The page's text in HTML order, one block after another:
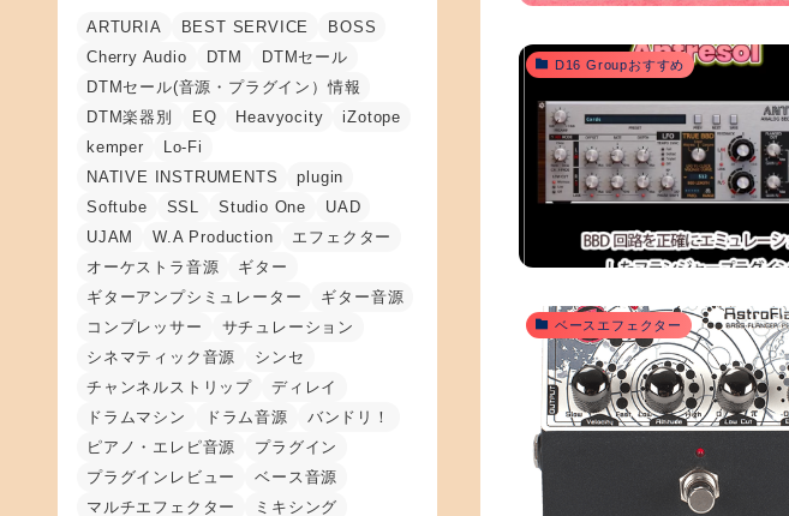
D16 Groupおすすめ
ベースエフェクター
ARTURIA BEST SERVICE
BOSS
Cherry Audio
DTM
DTMセール
DTMセール(音源・プラグイン）情報
DTM楽器別
EQ Heavyocity
iZotope
kemper
Lo-Fi
NATIVE INSTRUMENTS
plugin
Softube
SSL Studio One
UAD
UJAM
W.A Production
エフェクター
オーケストラ音源
ギター
ギターアンプシミュレーター
ギター音源
コンプレッサー
サチュレーション
シネマティック音源
シンセ
チャンネルストリップ
ディレイ
ドラムマシン
ドラム音源
バンドリ！
ピアノ・エレピ音源
プラグイン
プラグインレビュー
ベース音源
マルチエフェクター
ミキシング